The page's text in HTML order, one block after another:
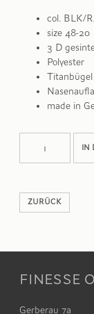
col. BLK/
size 48-20
3 D
Polyester
Titanbügel
made in
Menge
IN
ZURÜCK
FINESSE
Gerberau 7a